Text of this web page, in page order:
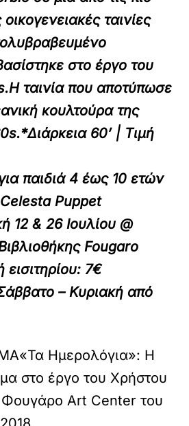
ταινίες
στο έργο του
ταινία που αποτύπωσε
κουλτούρα της
*Διάρκεια 60’ | Τιμή
παιδιά 4 έως 10 ετών
Puppet
12 & 26 Ιουλίου @
Fougaro
7€
– Κυριακή από
«Τα Ημερολόγια»: Η
στο έργο του Χρήστου
Art Center του